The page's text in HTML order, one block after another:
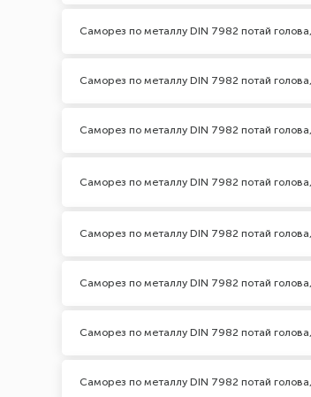
Саморез по металлу DIN 7982 потай
Саморез по металлу DIN 7982 потай
Саморез по металлу DIN 7982 потай
Саморез по металлу DIN 7982 потай
Саморез по металлу DIN 7982 потай
Саморез по металлу DIN 7982 потай
Саморез по металлу DIN 7982 потай
Саморез по металлу DIN 7982 потай